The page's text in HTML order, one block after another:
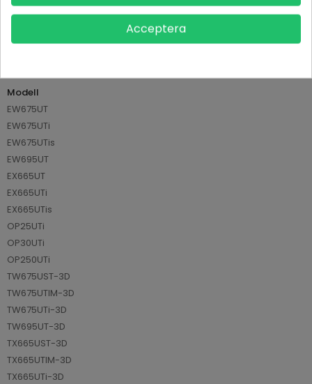
TillverkarePhilips
Referens
Modell
EW675UT
EW675UTi
EW675UTis
EW695UT
EX665UT
EX665UTi
EX665UTis
OP25UTi
OP30UTi
OP250UTi
TW675UST-3D
TW675UTIM-3D
TW675UTi-3D
TW695UT-3D
TX665UST-3D
TX665UTIM-3D
TX665UTi-3D
Acceptera